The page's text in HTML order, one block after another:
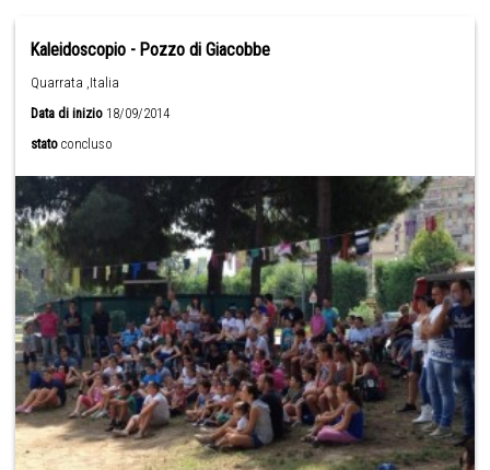
Kaleidoscopio - Pozzo di Giacobbe
Quarrata ,Italia
Data di inizio 18/09/2014
stato concluso